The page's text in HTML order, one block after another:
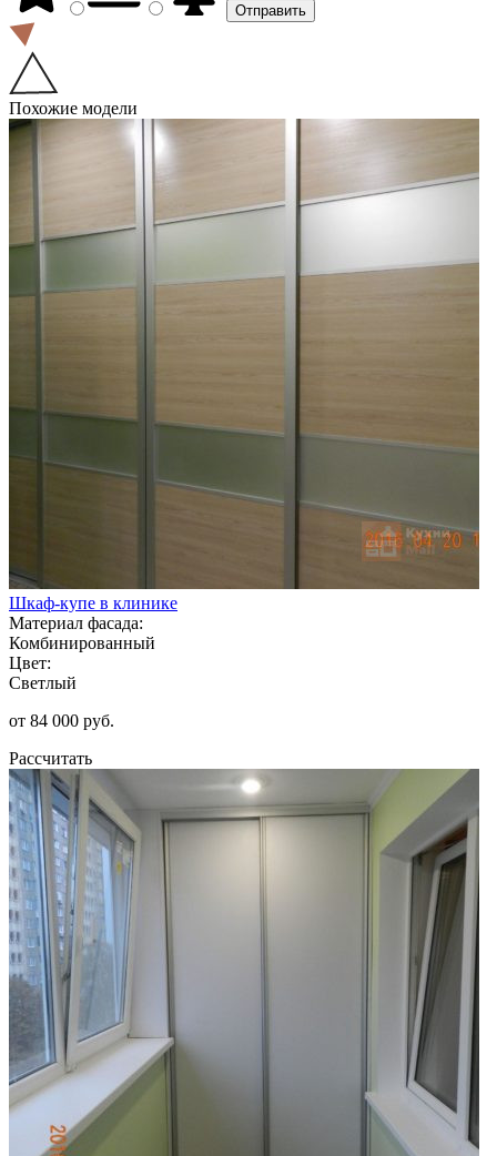
Похожие модели
Шкаф-купе в клинике
Материал фасада:
Комбинированный
Цвет:
Светлый
от 84 000 руб.
Рассчитать